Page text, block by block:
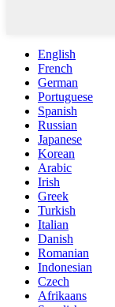
English
French
German
Portuguese
Spanish
Russian
Japanese
Korean
Arabic
Irish
Greek
Turkish
Italian
Danish
Romanian
Indonesian
Czech
Afrikaans